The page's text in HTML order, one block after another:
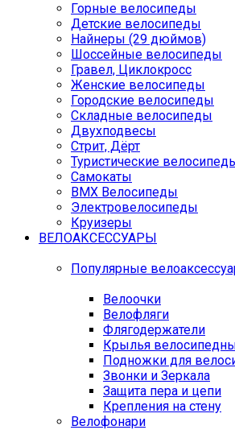
Горные велосипеды
Детские велосипеды
Найнеры (29 дюймов)
Шоссейные велосипеды
Гравел, Циклокросс
Женские велосипеды
Городcкие велосипеды
Складные велосипеды
Двухподвесы
Стрит, Дёрт
Туристические
Самокаты
BMX Велосипеды
Электровелосипеды
Круизеры
ВЕЛОАКСЕССУАРЫ
Популярные
Велоочки
Велофляги
Флягодержатели
Крылья
Подножки для
Звонки и Зеркала
Защита пера и цепи
Крепления на стену
Велофонари